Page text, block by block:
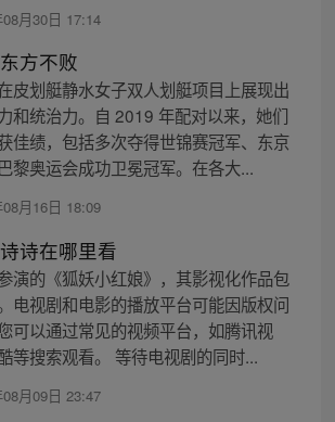
月30日 17:14
方不败
皮划艇静水女子双人划艇项目上展现出
和统治力。自 2019 年配对以来，她们
佳绩，包括多次夺得世锦赛冠军、东京
黎奥运会成功卫冕冠军。在各大...
月16日 18:09
诗在哪里看
演的《狐妖小红娘》，其影视化作品包
电视剧和电影的播放平台可能因版权问
可以通过常见的视频平台，如腾讯视
等搜索观看。 等待电视剧的同时...
08月09日 23:47